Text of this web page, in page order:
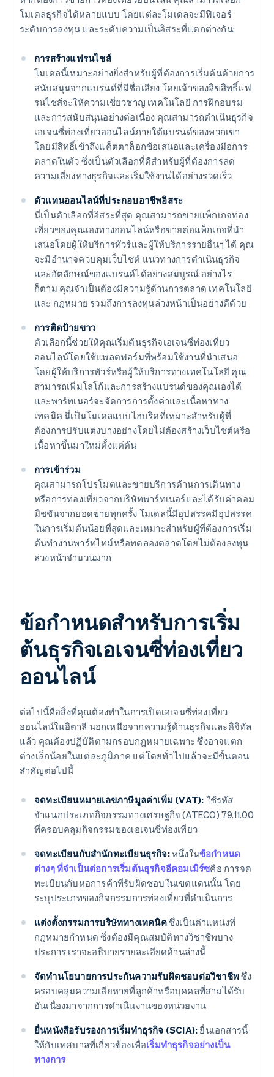
โมเดลธุรกิจได้หลายแบบ โดยแต่ละโมเดลจะมีฟีเจอร์
ระดับการลงทุน และระดับความเป็นอิสระที่แตกต่างกัน:
การสร้างแฟรนไชส์
โมเดลนี้เหมาะอย่างยิ่งสำหรับผู้ที่ต้องการเริ่มต้นด้วยการ
สนับสนุนจากแบรนด์ที่มีชื่อเสียง โดยเจ้าของลิขสิทธิ์แฟ
รนไชส์จะให้ความเชี่ยวชาญ เทคโนโลยี การฝึกอบรม
และการสนับสนุนอย่างต่อเนื่อง คุณสามารถดำเนินธุรกิจ
เอเจนซี่ท่องเที่ยวออนไลน์ภายใต้แบรนด์ของพวกเขา
โดยมีสิทธิ์เข้าถึงแค็ตตาล็อกข้อเสนอและเครื่องมือการ
ตลาดในตัว ซึ่งเป็นตัวเลือกที่ดีสำหรับผู้ที่ต้องการลด
ความเสี่ยงทางธุรกิจและเริ่มใช้งานได้อย่างรวดเร็ว
ตัวแทนออนไลน์ที่ประกอบอาชีพอิสระ
นี่เป็นตัวเลือกที่อิสระที่สุด คุณสามารถขายแพ็กเกจท่อง
เที่ยวของคุณเองทางออนไลน์หรือขายต่อแพ็กเกจที่นำ
เสนอโดยผู้ให้บริการทัวร์และผู้ให้บริการรายอื่นๆ ได้ คุณ
จะมีอำนาจควบคุมเว็บไซต์ แนวทางการดำเนินธุรกิจ
และอัตลักษณ์ของแบรนด์ได้อย่างสมบูรณ์ อย่างไร
ก็ตาม คุณจำเป็นต้องมีความรู้ด้านการตลาด เทคโนโลยี
และ กฎหมาย รวมถึงการลงทุนล่วงหน้าเป็นอย่างดีด้วย
การติดป้ายขาว
ตัวเลือกนี้ช่วยให้คุณเริ่มต้นธุรกิจเอเจนซี่ท่องเที่ยว
ออนไลน์โดยใช้แพลตฟอร์มที่พร้อมใช้งานที่นำเสนอ
โดยผู้ให้บริการทัวร์หรือผู้ให้บริการทางเทคโนโลยี คุณ
สามารถเพิ่มโลโก้และการสร้างแบรนด์ของคุณเองได้
และพาร์ทเนอร์จะจัดการการตั้งค่าและเนื้อหาทาง
เทคนิค นี่เป็นโมเดลแบบไฮบริดที่เหมาะสำหรับผู้ที่
ต้องการปรับแต่งบางอย่างโดยไม่ต้องสร้างเว็บไซต์หรือ
เนื้อหาขึ้นมาใหม่ตั้งแต่ต้น
การเข้าร่วม
คุณสามารถโปรโมตและขายบริการด้านการเดินทาง
หรือการท่องเที่ยวจากบริษัทพาร์ทเนอร์และได้รับค่าคอม
มิชชันจากยอดขายทุกครั้ง โมเดลนี้มีอุปสรรคมีอุปสรรค
ในการเริ่มต้นน้อยที่สุดและเหมาะสำหรับผู้ที่ต้องการเริ่ม
ต้นทำงานพาร์ทไทม์หรือทดลองตลาดโดยไม่ต้องลงทุน
ล่วงหน้าจำนวนมาก
ข้อกำหนดสำหรับการเริ่ม
ต้นธุรกิจเอเจนซี่ท่องเที่ยว
ออนไลน์
ต่อไปนี้คือสิ่งที่คุณต้องทำในการเปิดเอเจนซี่ท่องเที่ยว
ออนไลน์ในอิตาลี นอกเหนือจากความรู้ด้านธุรกิจและดิจิทัล
แล้ว คุณต้องปฏิบัติตามกรอบกฎหมายเฉพาะ ซึ่งอาจแตก
ต่างเล็กน้อยในแต่ละภูมิภาค แต่โดยทั่วไปแล้วจะมีขั้นตอน
สำคัญต่อไปนี้
จดทะเบียนหมายเลขภาษีมูลค่าเพิ่ม (VAT): ใช้รหัส
จำแนกประเภทกิจกรรมทางเศรษฐกิจ (ATECO) 79.11.00
ที่ครอบคลุมกิจกรรมของเอเจนซี่ท่องเที่ยว
จดทะเบียนกับสำนักทะเบียนธุรกิจ:หนึ่งในข้อกำหนด
ต่างๆ ที่จำเป็นต่อการเริ่มต้นธุรกิจอีคอมเมิร์ซคือ การจด
ทะเบียนกับหอการค้าที่รับผิดชอบในเขตแดนนั้น โดย
ระบุประเภทของกิจกรรมการท่องเที่ยวที่ดำเนินการ
แต่งตั้งกรรมการบริษัททางเทคนิคซึ่งเป็นตำแหน่งที่
กฎหมายกำหนด ซึ่งต้องมีคุณสมบัติทางวิชาชีพบาง
ประการ เราจะอธิบายรายละเอียดด้านล่างนี้
จัดทำนโยบายการประกันความรับผิดชอบต่อวิชาชีพซึ่ง
ครอบคลุมความเสียหายที่ลูกค้าหรือบุคคลที่สามได้รับ
อันเนื่องมาจากการดำเนินงานของหน่วยงาน
ยื่นหนังสือรับรองการเริ่มทำธุรกิจ (SCIA): ยื่นเอกสารนี้
ให้กับเทศบาลที่เกี่ยวข้องเพื่อเริ่มทำธุรกิจอย่างเป็น
ทางการ